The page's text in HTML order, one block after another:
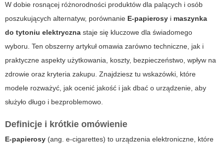
W dobie rosnącej różnorodności produktów dla palących i osób
poszukujących alternatyw, porównanie E-papierosy i maszynka
do tytoniu elektryczna staje się kluczowe dla świadomego
wyboru. Ten obszerny artykuł omawia zarówno techniczne, jak i
praktyczne aspekty użytkowania, koszty, bezpieczeństwo, wpływ na
zdrowie oraz kryteria zakupu. Znajdziesz tu wskazówki, które
modele rozważyć, jak ocenić jakość i jak dbać o urządzenie, aby
służyło długo i bezproblemowo.
Definicje i krótkie omówienie
E-papierosy (ang. e-cigarettes) to urządzenia elektroniczne, które